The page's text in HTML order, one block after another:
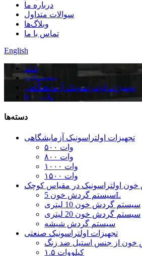
درباره ما
سوالات متداول
وبلاگ‌ها
تماس با ما
English
خانه
محصولات
تجهیزات اولتراسونیک آزمایشگاهی
۵۰۰ وات
دسته‌ها
تجهیزات اولتراسونیک آزمایشگاهی
۵۰۰ وات
۸۰۰ وات
۱۰۰۰ وات
۱۵۰۰ وات
اولتراسونیک در مقیاس کوچک
سیستم گردش خون 5L
سیستم گردش خون 10 لیتری
سیستم گردش خون 20 لیتری
سیستم گردش شیشه
تجهیزات اولتراسونیک صنعتی
از جنس استیل ضد زنگ
۱.۵ کیلووات